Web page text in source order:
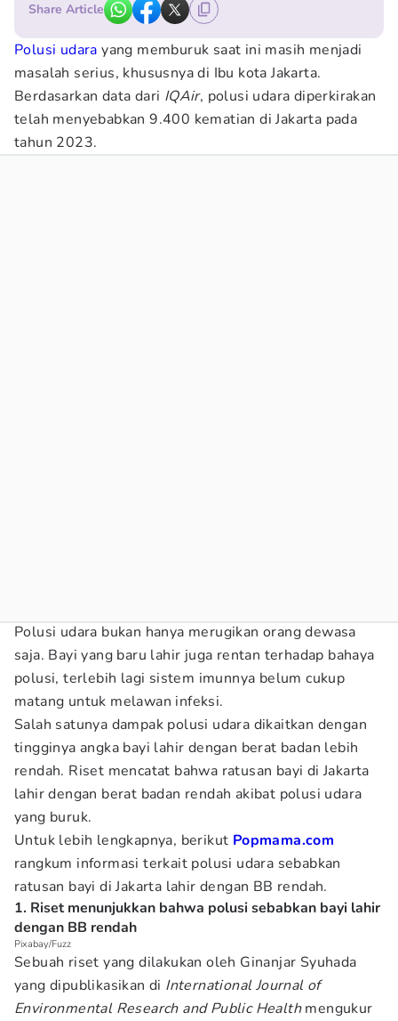
Share Article
Polusi udara yang memburuk saat ini masih menjadi
masalah serius, khususnya di Ibu kota Jakarta.
Berdasarkan data dari IQAir, polusi udara diperkirakan
telah menyebabkan 9.400 kematian di Jakarta pada
tahun 2023.
Polusi udara bukan hanya merugikan orang dewasa
saja. Bayi yang baru lahir juga rentan terhadap bahaya
polusi, terlebih lagi sistem imunnya belum cukup
matang untuk melawan infeksi.
Salah satunya dampak polusi udara dikaitkan dengan
tingginya angka bayi lahir dengan berat badan lebih
rendah. Riset mencatat bahwa ratusan bayi di Jakarta
lahir dengan berat badan rendah akibat polusi udara
yang buruk.
Untuk lebih lengkapnya, berikut Popmama.com
rangkum informasi terkait polusi udara sebabkan
ratusan bayi di Jakarta lahir dengan BB rendah.
1. Riset menunjukkan bahwa polusi sebabkan bayi lahir
dengan BB rendah
Pixabay/Fuzz
Sebuah riset yang dilakukan oleh Ginanjar Syuhada
yang dipublikasikan di International Journal of
Environmental Research and Public Healthmengukur